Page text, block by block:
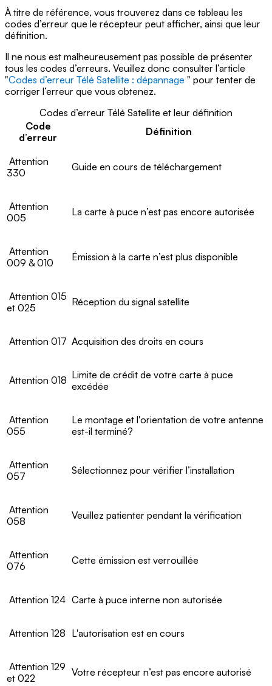
À titre de référence, vous trouverez dans ce tableau les
codes d’erreur que le récepteur peut afficher, ainsi que leur
définition.
Il ne nous est malheureusement pas possible de présenter
tous les codes d’erreurs. Veuillez donc consulter l’article
"Codes d’erreur Télé Satellite : dépannage " pour tenter de
corriger l’erreur que vous obtenez.
Codes d’erreur Télé Satellite et leur définition
Code
d’erreur
Définition
Attention
330
Guide en cours de téléchargement
Attention
005
La carte à puce n’est pas encore autorisée
Attention
009 & 010
Émission à la carte n’est plus disponible
Attention 015
et 025
Réception du signal satellite
Attention 017 Acquisition des droits en cours
Attention 018 Limite de crédit de votre carte à puce
excédée
Attention
055
Le montage et l'orientation de votre antenne
est-il terminé?
Attention
057
Sélectionnez pour vérifier l’installation
Attention
058
Veuillez patienter pendant la vérification
Attention
076
Cette émission est verrouillée
Attention 124 Carte à puce interne non autorisée
Attention 128 L'autorisation est en cours
Attention 129
et 022
Votre récepteur n’est pas encore autorisé